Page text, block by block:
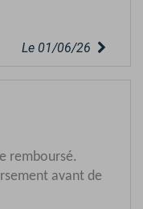
Le 01/06/26